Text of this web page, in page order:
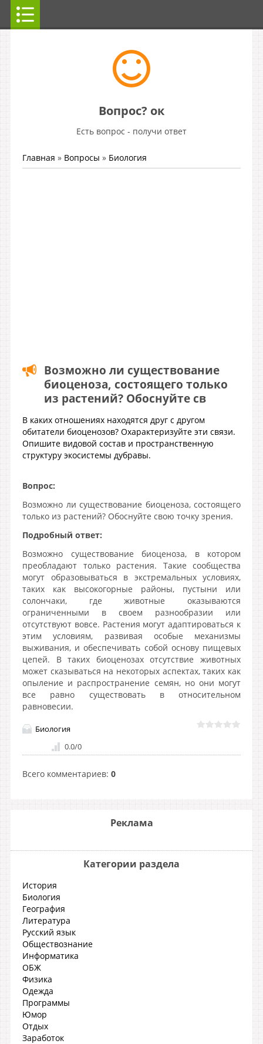
Вопрос? ок
Есть вопрос - получи ответ
Главная » Вопросы » Биология
Возможно ли существование
биоценоза, состоящего только
из растений? Обоснуйте св
В каких отношениях находятся друг с другом
обитатели биоценозов? Охарактеризуйте эти связи.
Опишите видовой состав и пространственную
структуру экосистемы дубравы.
Вопрос:
Возможно ли существование биоценоза, состоящего
только из растений? Обоснуйте свою точку зрения.
Подробный ответ:
Возможно существование биоценоза, в котором
преобладают только растения. Такие сообщества
могут образовываться в экстремальных условиях,
таких как высокогорные районы, пустыни или
солончаки, где животные оказываются
ограниченными в своем разнообразии или
отсутствуют вовсе. Растения могут адаптироваться к
этим условиям, развивая особые механизмы
выживания, и обеспечивать собой основу пищевых
цепей. В таких биоценозах отсутствие животных
может сказываться на некоторых аспектах, таких как
опыление и распространение семян, но они могут
все равно существовать в относительном
равновесии.
Биология
0.0/0
Всего комментариев: 0
Реклама
Категории раздела
История
Биология
География
Литература
Русский язык
Обществознание
Информатика
ОБЖ
Физика
Одежда
Программы
Юмор
Отдых
Заработок